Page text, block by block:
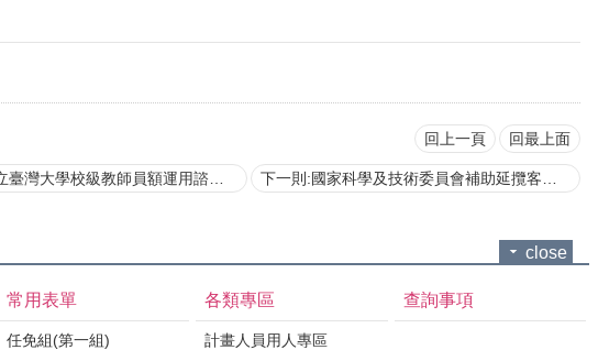
回上一頁 回最上面
大學校級教師員額運用諮詢小組設置要點 下一則:國家科學及技術委員會補助延攬客座科技人才作業要點
close
常用表單
任免組(第一組)
各類專區
計畫人員用人專區
查詢事項